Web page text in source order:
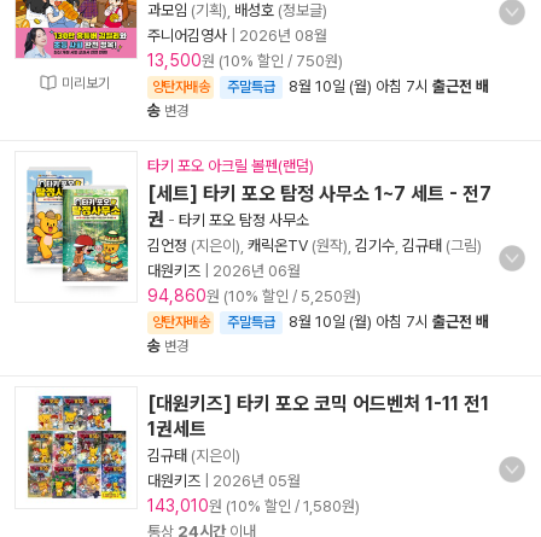
미리보기
과모임 (기획), 배성호 (정보글)
주니어김영사
2026년 08월
13,500원 (10% 할인 / 750원)
양탄자배송 주말특급 8월 10일 (월) 아침 7시 출근전 배
송 변경
타키 포오 아크릴 볼펜(랜덤)
[세트] 타키 포오 탐정 사무소 1~7 세트 - 전7
권 - 타키 포오 탐정 사무소
김언정 (지은이), 캐릭온TV (원작), 김기수 김규태 (그림)
대원키즈
2026년 06월
94,860원 (10% 할인 / 5,250원)
양탄자배송 주말특급 8월 10일 (월) 아침 7시 출근전 배
송 변경
[대원키즈] 타키 포오 코믹 어드벤처 1-11 전1
1권세트
김규태 (지은이)
대원키즈
2026년 05월
143,010원 (10% 할인 / 1,580원)
통상 24시간이내